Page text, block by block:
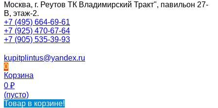
Москва, г. Реутов ТК Владимирский Тракт", павильон 27-
В, этаж-2.
+7 (495) 664-69-61
+7 (925) 470-67-64
+7 (905) 535-39-93
kupitplintus@yandex.ru
0
Корзина
0 ₽
(пусто)
Товар в корзине!